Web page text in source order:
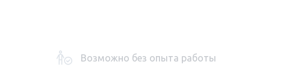
Возможно без опыта работы